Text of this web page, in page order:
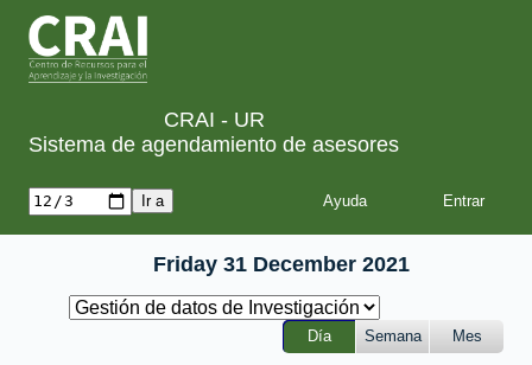
CRAI - UR
Sistema de agendamiento de asesores
Ayuda
Friday 31 December 2021
Día Semana Mes